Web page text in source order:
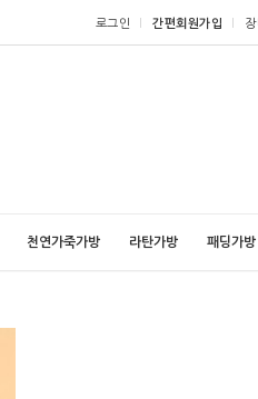
로그인 간편회원가입
천연가죽가방 라탄가방 패딩가방